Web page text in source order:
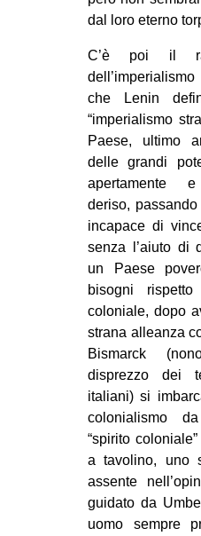
dal loro eterno
C’è poi il
che Lenin
“imperialismo
Paese, ultimo
delle grandi
apertamente e
deriso,
incapace di
senza l’aiuto di
un Paese
bisogni rispetto
coloniale, dopo
strana alleanza
Bismarck
disprezzo dei
italiani) si
colonialismo
“spirito
a tavolino, uno
assente
guidato da
uomo sempre